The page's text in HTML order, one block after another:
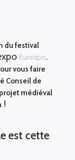
du festival
Eurexpo.
vous faire
Conseil de
médiéval
!
est cette